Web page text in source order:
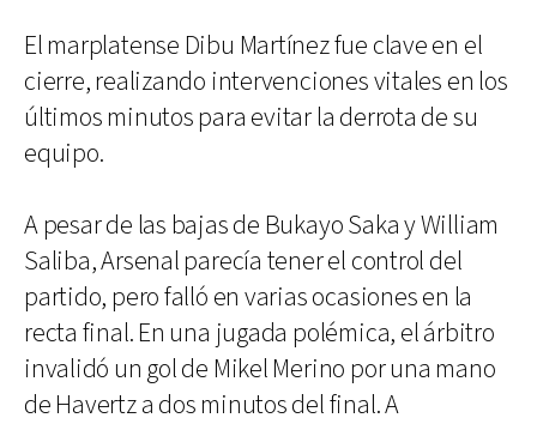
El marplatense Dibu Martínez fue clave en el
cierre, realizando intervenciones vitales en los
últimos minutos para evitar la derrota de su
equipo.
A pesar de las bajas de Bukayo Saka y William
Saliba, Arsenal parecía tener el control del
partido, pero falló en varias ocasiones en la
recta final. En una jugada polémica, el árbitro
invalidó un gol de Mikel Merino por una mano
de Havertz a dos minutos del final. A